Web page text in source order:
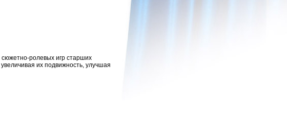
ролевых игр старших
их подвижность, улучшая